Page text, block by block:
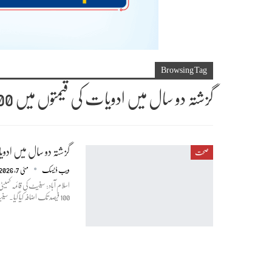
Browsing Tag
گزشتہ دو سال میں ادویات کی قیمتوں میں 100 فیصد تک اضافے کا انکشاف
صحت گزشتہ دو سال میں ادویات کی قیمتوں
ویب ڈیسک مئی 7, 2026
اسلام آباد: سینیٹ کی قائمہ
100 فیصد تک اضافہ کیا گیا۔ سینیٹ کی قائمہ کمیٹی برائے صحت کا اجلاس منعقد ہوا جس میں کمیٹی ارکان نے ملک میں…